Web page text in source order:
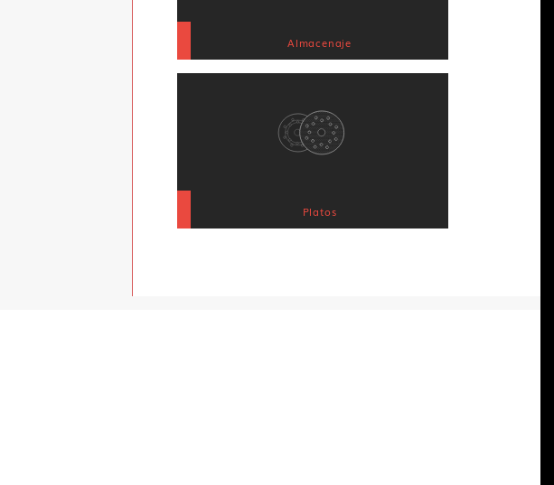
Almacenaje
Platos